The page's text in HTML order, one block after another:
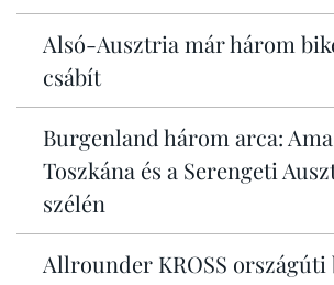
Alsó-Ausztria már három
csábít
Burgenland három arca:
Toszkána és a Serengeti
szélén
Allrounder KROSS